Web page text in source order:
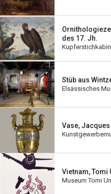
des 17. Jh.
Stùb aus
Elsässisches
Vase,
Vietnam, Tomi
Museum Tomi